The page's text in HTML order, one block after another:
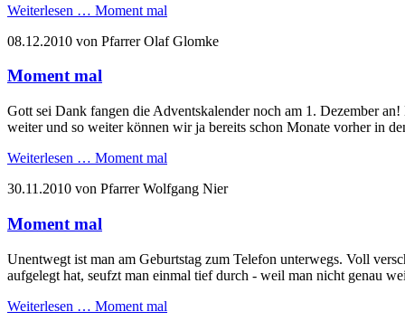
Weiterlesen … Moment mal
08.12.2010 von Pfarrer Olaf Glomke
Moment mal
Gott sei Dank fangen die Adventskalender noch am 1. Dezember
weiter und so weiter können wir ja bereits schon Monate vorher in
Weiterlesen … Moment mal
30.11.2010 von Pfarrer Wolfgang Nier
Moment mal
Unentwegt ist man am Geburtstag zum Telefon unterwegs. Voll
aufgelegt hat, seufzt man einmal tief durch - weil man nicht genau
Weiterlesen … Moment mal